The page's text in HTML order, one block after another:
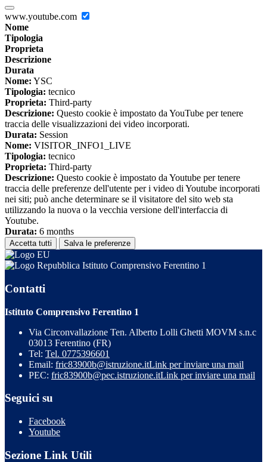
www.youtube.com
Nome
Tipologia
Proprieta
Descrizione
Durata
Nome: YSC
Tipologia: tecnico
Proprieta: Third-party
Descrizione: Questo cookie è impostato da YouTube per tenere
traccia delle visualizzazioni dei video incorporati.
Durata: Session
Nome: VISITOR_INFO1_LIVE
Tipologia: tecnico
Proprieta: Third-party
Descrizione: Questo cookie è impostato da Youtube per tenere
traccia delle preferenze dell'utente per i video di Youtube incorporati
nei siti; può anche determinare se il visitatore del sito web sta
utilizzando la nuova o la vecchia versione dell'interfaccia di
Youtube.
Durata: 6 months
Accetta tutti Salva le preferenze
Istituto Comprensivo Ferentino 1
Contatti
Istituto Comprensivo Ferentino 1
Via Circonvallazione Ten. Alberto Lolli Ghetti MOVM s.n.c
03013 Ferentino (FR)
Tel: Tel. 0775396601
Email: fric83900b@istruzione.itLink per inviare una mail
PEC: fric83900b@pec.istruzione.itLink per inviare una mail
Seguici su
Facebook
Youtube
Sezione Link Utili